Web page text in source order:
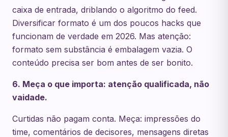
caixa de entrada, driblando o algoritmo do feed.
Diversificar formato é um dos poucos hacks que
funcionam de verdade em 2026. Mas atenção:
formato sem substância é embalagem vazia. O
conteúdo precisa ser bom antes de ser bonito.
6. Meça o que importa: atenção qualificada, não
vaidade.
Curtidas não pagam conta. Meça: impressões do
time, comentários de decisores, mensagens diretas